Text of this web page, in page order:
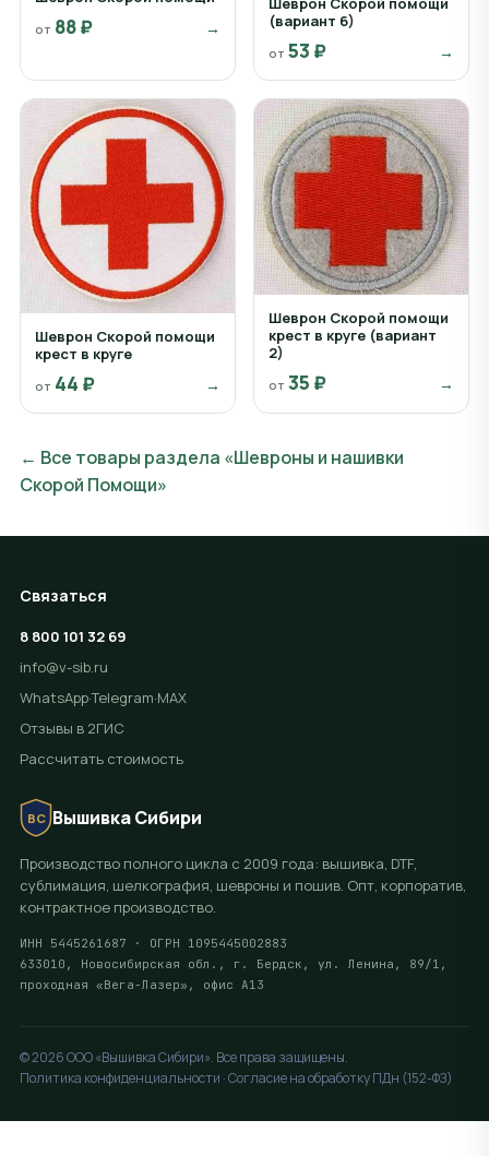
от 88 ₽ →
(вариант 6)
от 53 ₽ →
Шеврон Скорой помощи
крест в круге
от 44 ₽ →
Шеврон Скорой помощи
крест в круге (вариант
2)
от 35 ₽ →
← Все товары раздела «Шевроны и нашивки
Скорой Помощи»
ВС Вышивка Сибири
Производство полного цикла с 2009 года: вышивка, DTF,
сублимация, шелкография, шевроны и пошив. Опт, корпоратив,
контрактное производство.
ИНН 5445261687 · ОГРН 1095445002883
633010, Новосибирская обл., г. Бердск, ул. Ленина, 89/1,
проходная «Вега-Лазер», офис А13
Связаться
8 800 101 32 69
info@v-sib.ru
WhatsApp·Telegram·MAX
Отзывы в 2ГИС
Рассчитать стоимость
© 2026 ООО «Вышивка Сибири». Все права защищены.
Политика конфиденциальности · Согласие на обработку ПДн (152-ФЗ)